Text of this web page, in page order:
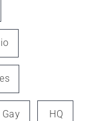
Gay HQ